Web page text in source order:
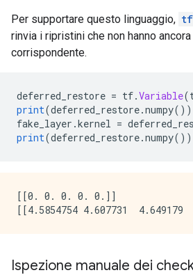
Per supportare questo linguaggio,
rinvia i ripristini che non hanno
corrispondente.
deferred_restore = tf.Variable(
print(deferred_restore.numpy())
fake_layer .kernel =
print(deferred_restore.numpy())
[[0. 0. 0. 0. 0.]]
Ispezione manuale dei